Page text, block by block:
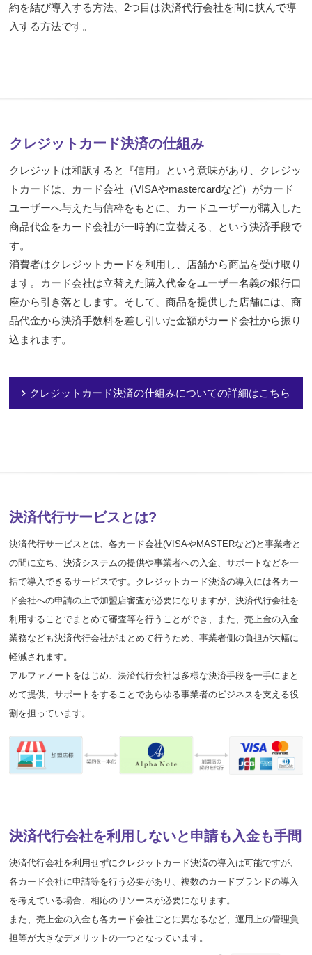
約を結び導入する方法、2つ目は決済代行会社を間に挟んで導
入する方法です。
クレジットカード決済の仕組み
クレジットは和訳すると『信用』という意味があり、クレジッ
トカードは、カード会社（VISAやmastercardなど）がカード
ユーザーへ与えた与信枠をもとに、カードユーザーが購入した
商品代金をカード会社が一時的に立替える、という決済手段で
す。
消費者はクレジットカードを利用し、店舗から商品を受け取り
ます。カード会社は立替えた購入代金をユーザー名義の銀行口
座から引き落とします。そして、商品を提供した店舗には、商
品代金から決済手数料を差し引いた金額がカード会社から振り
込まれます。
クレジットカード決済の仕組みについての詳細はこちら
決済代行サービスとは?
決済代行サービスとは、各カード会社(VISAやMASTERなど)と事業者と
の間に立ち、決済システムの提供や事業者への入金、サポートなどを一
括で導入できるサービスです。クレジットカード決済の導入には各カー
ド会社への申請の上で加盟店審査が必要になりますが、決済代行会社を
利用することでまとめて審査等を行うことができ、また、売上金の入金
業務なども決済代行会社がまとめて行うため、事業者側の負担が大幅に
軽減されます。
アルファノートをはじめ、決済代行会社は多様な決済手段を一手にまと
めて提供、サポートをすることであらゆる事業者のビジネスを支える役
割を担っています。
決済代行会社を利用しないと申請も入金も手間
決済代行会社を利用せずにクレジットカード決済の導入は可能ですが、
各カード会社に申請等を行う必要があり、複数のカードブランドの導入
を考えている場合、相応のリソースが必要になります。
また、売上金の入金も各カード会社ごとに異なるなど、運用上の管理負
担等が大きなデメリットの一つとなっています。